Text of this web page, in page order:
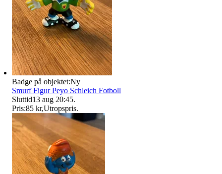
Badge på objektet:Ny
Smurf Figur Peyo Schleich Fotboll
Sluttid13 aug 20:45.
Pris:85 kr,Utropspris.